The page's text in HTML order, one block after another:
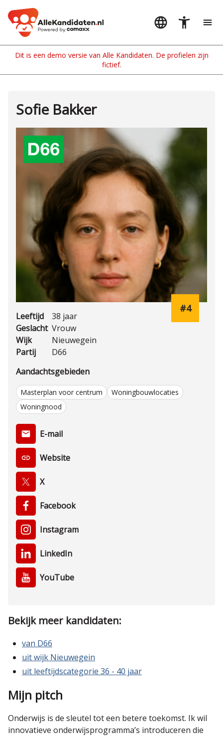
Sofie Bakker
#4
Leeftijd
38 jaar
Geslacht Vrouw
Wijk
Nieuwegein
Partij
D66
Aandachtsgebieden
Masterplan voor centrum
Woningbouwlocaties
Woningnood
email E-mail
Website
X
Facebook
Instagram
LinkedIn
YouTube
Bekijk meer kandidaten:
van D66
uit wijk Nieuwegein
uit leeftijdscategorie 36 - 40 jaar
Mijn pitch
Onderwijs is de sleutel tot een betere toekomst. Ik wil
innovatieve onderwijsprogramma’s introduceren die